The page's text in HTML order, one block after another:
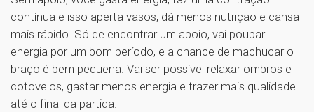
contínua e isso aperta vasos, dá menos nutrição e cansa
mais rápido. Só de encontrar um apoio, vai poupar
energia por um bom período, e a chance de machucar o
braço é bem pequena. Vai ser possível relaxar ombros e
cotovelos, gastar menos energia e trazer mais qualidade
até o final da partida.